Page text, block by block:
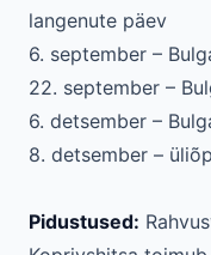
langenute päev
6. september –
22. september –
6. detsember –
8. detsember –
Pidustused: